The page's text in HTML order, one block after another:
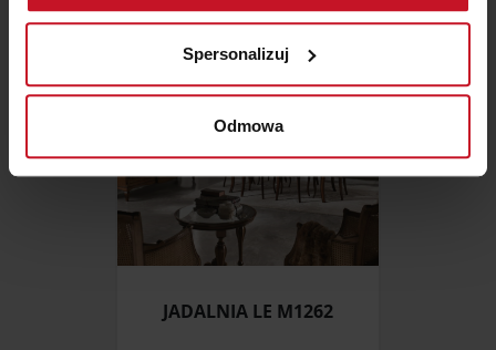
Identyfikować Twoje urządzenie, aktywnie
(fingerprinting, czyli wirtualny odcisk palca)
Dowiedz się więcej odnośnie tego, jak Twoje osobiste
dane są przetwarzane oraz ustaw własne preferencje w
zmienić lub wycofać swoją zgodę w dowolnej chwili.
Wykorzystujemy pliki cookie do spersonalizowania treści
i reklam, aby oferować funkcje społecznościowe i
korzystasz z naszej witryny, udostępniamy partnerom
Spersonalizuj
Odmowa
JADALNIA LE M1262